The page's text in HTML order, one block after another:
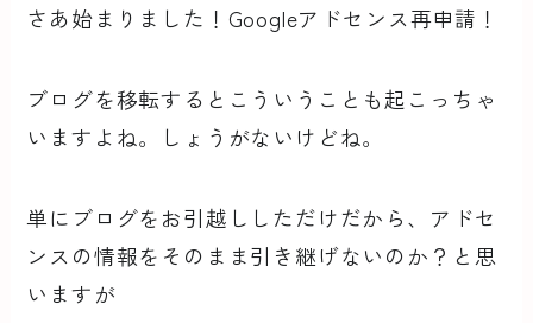
さあ始まりました！Googleアドセンス再申請！
ブログを移転するとこういうことも起こっちゃ
いますよね。しょうがないけどね。
単にブログをお引越ししただけだから、アドセ
ンスの情報をそのまま引き継げないのか？と思
いますが